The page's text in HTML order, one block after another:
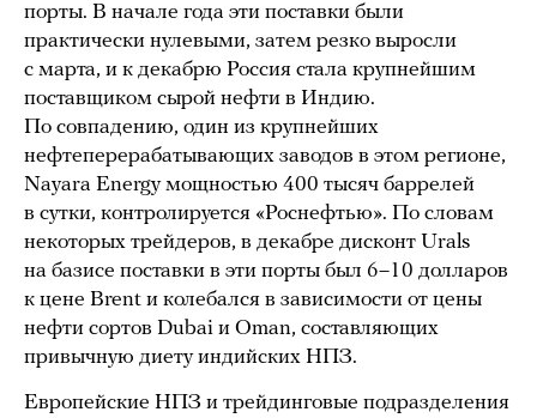
порты. В начале года эти поставки были
практически нулевыми, затем резко выросли
с марта, и к декабрю Россия стала крупнейшим
поставщиком сырой нефти в Индию.
По совпадению, один из крупнейших
нефтеперерабатывающих заводов в этом регионе,
Nayara Energy мощностью 400 тысяч баррелей
в сутки, контролируется «Роснефтью». По словам
некоторых трейдеров, в декабре дисконт Urals
на базисе поставки в эти порты был 6–10 долларов
к цене Brent и колебался в зависимости от цены
нефти сортов Dubai и Oman, составляющих
привычную диету индийских НПЗ.
Европейские НПЗ и трейдинговые подразделения